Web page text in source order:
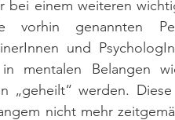
bei einem weiteren
vorhin genannten
und
in mentalen Belangen
„geheilt“ werden.
nicht mehr